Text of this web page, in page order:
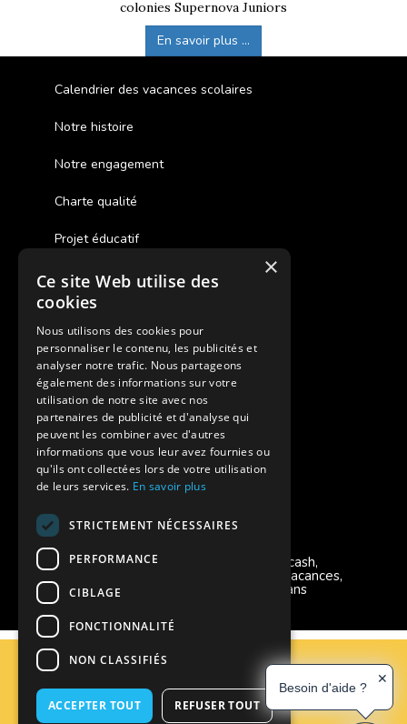
colonies Supernova Juniors
En savoir plus ...
Calendrier des vacances scolaires
Notre histoire
Notre engagement
Charte qualité
Projet éducatif
Des colonies de vacances inclusives
Assurances annulations
Aides financières pour partir en colonie
Charte de confidentialité
Vacances Adaptées Adulte Supernova
Modes de règlement acceptés
Chèque, Virement, Espèces, Mandats cash,
Bons CAF, Conseil général, Chèques vacances,
Carte bancaire, Prise en charge reçu sans
règlement, Prélèvement, Pass Colo
Plan du site
Espace Professionnels
Besoin d'aide ?
✕
×
Ce site Web utilise des
cookies
Nous utilisons des cookies pour
personnaliser le contenu, les publicités et
analyser notre trafic. Nous partageons
également des informations sur votre
utilisation de notre site avec nos
partenaires de publicité et d'analyse qui
peuvent les combiner avec d'autres
informations que vous leur avez fournies ou
qu'ils ont collectées lors de votre utilisation
de leurs services. En savoir plus
STRICTEMENT NÉCESSAIRES
PERFORMANCE
CIBLAGE
FONCTIONNALITÉ
NON CLASSIFIÉS
ACCEPTER TOUT REFUSER TOUT